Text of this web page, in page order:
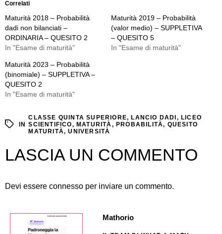
Correlati
Maturità 2018 – Probabilità
dadi non bilanciati –
ORDINARIA – QUESITO 2
In "Esame di maturità"
Maturità 2019 – Probabilità
(valor medio) – SUPPLETIVA
– QUESITO 5
In "Esame di maturità"
Maturità 2023 – Probabilità
(binomiale) – SUPPLETIVA –
QUESITO 2
In "Esame di maturità"
IN
CLASSE QUINTA SUPERIORE, LANCIO DADI , LICEO
SCIENTIFICO, MATURITÀ, PROBABILITÀ, QUESITO
MATURITÀ,UNIVERSITÀ
LASCIA UN COMMENTO
Devi essere connesso per inviare un commento.
Mathorio